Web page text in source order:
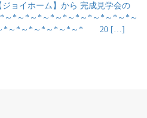
ョイホーム】から 完成見学会の
*～*～*～*～*～*～*～*～*～*～
*～*～*～*～*～*～* 20 […]